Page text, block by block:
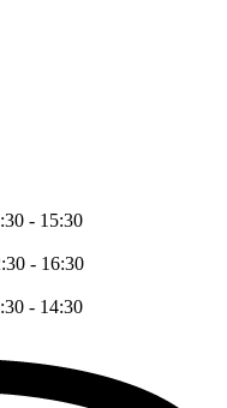
- 15:30
- 16:30
- 14:30